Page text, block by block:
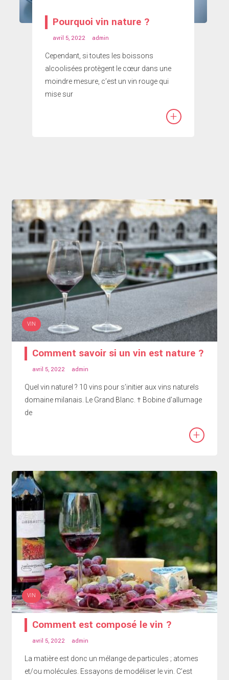
Pourquoi vin nature ?
avril 5, 2022 admin
Cependant, si toutes les boissons
alcoolisées protègent le cœur dans une
moindre mesure, c’est un vin rouge qui
mise sur
+
VIN
Comment savoir si un vin est nature ?
avril 5, 2022 admin
Quel vin naturel ? 10 vins pour s’initier aux vins naturels
domaine milanais. Le Grand Blanc. † Bobine d’allumage
de
+
VIN
Comment est composé le vin ?
avril 5, 2022 admin
La matière est donc un mélange de particules ; atomes
et/ou molécules. Essayons de modéliser le vin. C’est